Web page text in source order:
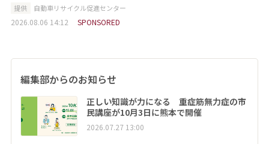
提供 自動車リサイクル促進センター
2026.08.06 14:12 SPONSORED
編集部からのお知らせ
正しい知識が力になる 重症筋無力症の市
民講座が10月3日に熊本で開催
2026.07.27 13:00